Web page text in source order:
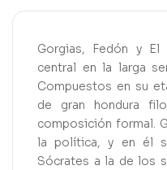
Gorgias, Fedón y El
central en la larga
Compuestos en su
de gran hondura
composición formal.
la política, y en él
Sócrates a la de los